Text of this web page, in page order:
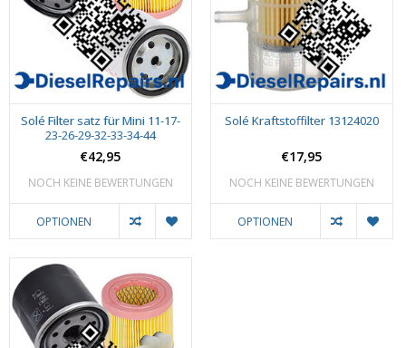
Solé Filter satz für Mini 11-17-
23-26-29-32-33-34-44
€42,95
NOCH KEINE BEWERTUNGEN
OPTIONEN
Solé Kraftstoffilter 13124020
€17,95
NOCH KEINE BEWERTUNGEN
OPTIONEN